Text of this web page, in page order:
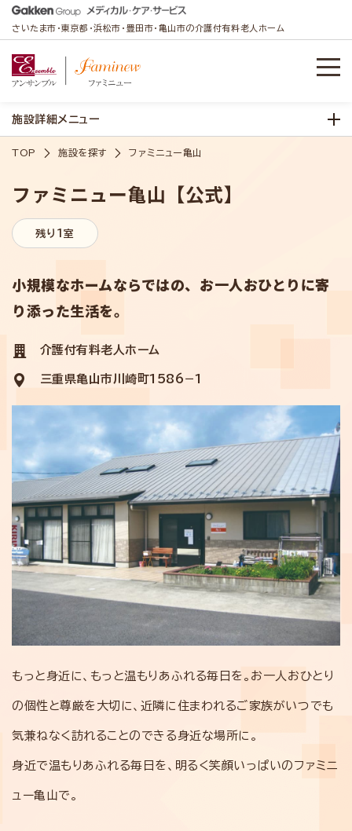
さいたま市・東京都・浜松市・豊田市・亀山市の介護付有料老人ホーム
施設詳細メニュー
TOP 施設を探す ファミニュー亀山
ファミニュー亀山【公式】
残り1室
小規模なホームならではの、お一人おひとりに寄
り添った生活を。
介護付有料老人ホーム
三重県亀山市川崎町1586−1
もっと身近に、もっと温もりあふれる毎日を。お一人おひとり
の個性と尊厳を大切に、近隣に住まわれるご家族がいつでも
気兼ねなく訪れることのできる身近な場所に。
身近で温もりあふれる毎日を、明るく笑顔いっぱいのファミニ
ュー亀山で。